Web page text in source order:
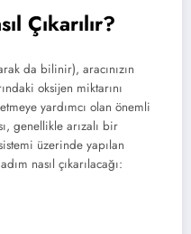
Çıkarılır?
da bilinir), aracınızın
oksijen miktarını
yardımcı olan önemli
genellikle arızalı bir
üzerinde yapılan
nasıl çıkarılacağı: